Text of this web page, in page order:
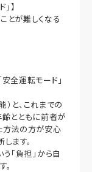
】
とが難しくなる
全運転モード」
と、これまでの
齢とともに前者が
方法の方が安心
ます。
「負担」から自